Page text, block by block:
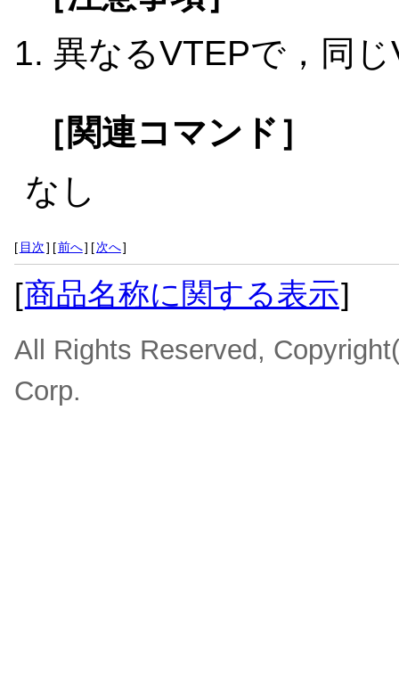
異なるVTEPで，同
［関連コマンド］
なし
[ 目次] [前へ] [次へ]
[商品名称に関する表示]
All Rights Reserved,
Corp.